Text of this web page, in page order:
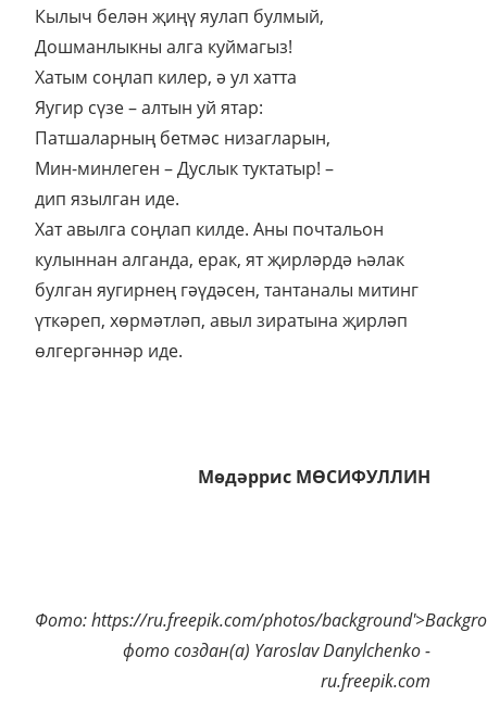
Кылыч белән җиңү яулап булмый,
Дошманлыкны алга куймагыз!
Хатым соңлап килер, ә ул хатта
Яугир сүзе – алтын уй ятар:
Патшаларның бетмәс низагларын,
Мин-минлеген – Дуслык туктатыр! –
дип язылган иде.
Хат авылга соңлап килде. Аны почтальон
кулыннан алганда, ерак, ят җирләрдә һәлак
булган яугирнең гәүдәсен, тантаналы митинг
үткәреп, хөрмәтләп, авыл зиратына җирләп
өлгергәннәр иде.
Мөдәррис МӨСИФУЛЛИН
Фото: https://ru.freepik.com/photos/
фото создан(а) Yaroslav Danylchenko -
ru.freepik.com